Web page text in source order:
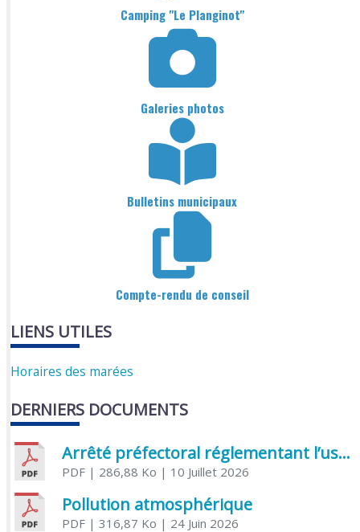
Camping "Le Planginot"
Galeries photos
Bulletins municipaux
Compte-rendu de conseil
LIENS UTILES
Horaires des marées
DERNIERS DOCUMENTS
Arrêté préfectoral réglementant l’usage de l’eau
PDF| 286,88 Ko | 10 Juillet 2026
Pollution atmosphérique
PDF| 316,87 Ko | 24 Juin 2026